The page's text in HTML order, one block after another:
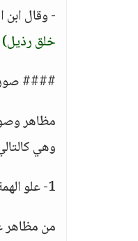
- وقال ابن
خلق رذيل)
#### صور
مظاهر
وهي
1- علو الهمة في طلب العلم:
من مظاهر